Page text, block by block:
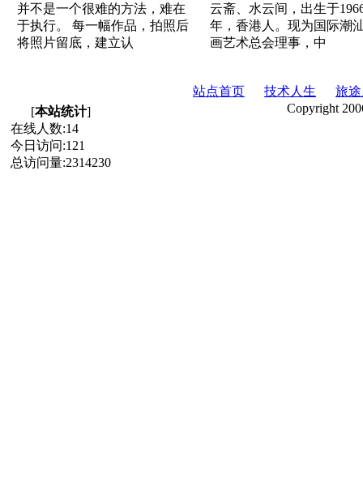
并不是一个很难的方法，难在
于执行。 每一幅作品，拍照后
将照片留底，建立认
云斋、水云间，出生于
年，香港人。现为国际潮
画艺术总会理事，中
站点首页 技术人生
旅
[本站统计]
在线人数:14
今日访问:121
总访问量:2314230
Copyright